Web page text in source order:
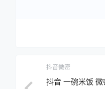
抖音微密
抖音 一碗米饭